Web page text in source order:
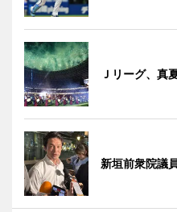
Ｊリーグ、真
新垣前衆院議